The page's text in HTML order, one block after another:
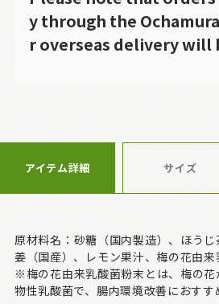
y through the
r overseas delivery will
アイテム詳細 サイズ
原材料名： 砂糖（国内製造）、ほう
姜（国産）、レモン果汁、梅の花由来
※梅の花由来乳酸菌粉末とは、梅の
物性乳酸菌で、腸内環境改善におすす